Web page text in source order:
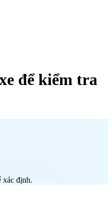
để kiểm tra
xác định.